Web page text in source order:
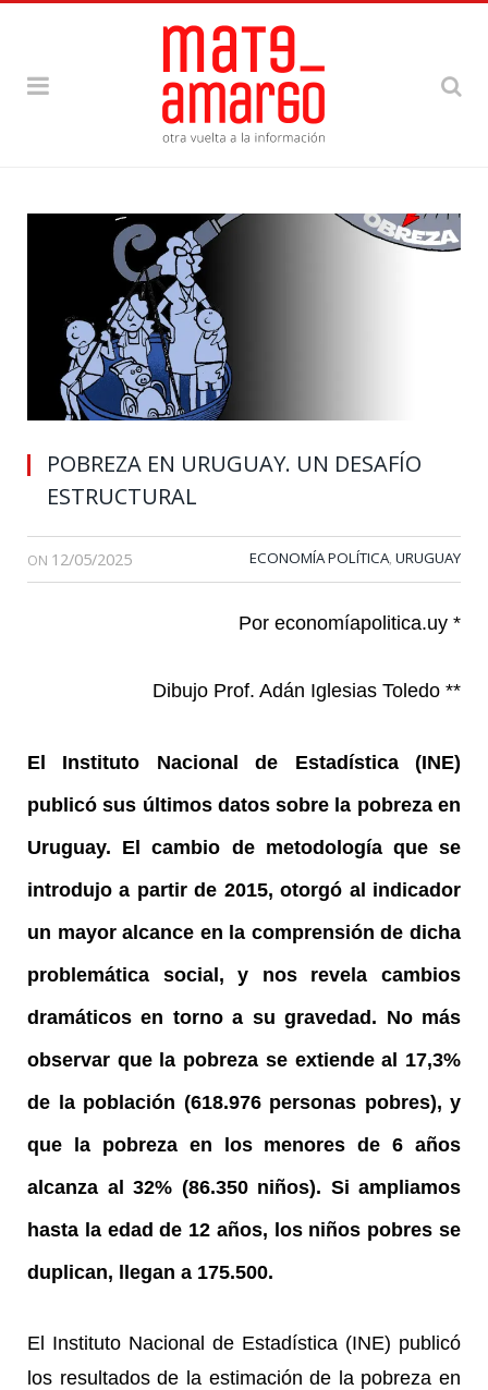
POBREZA EN URUGUAY. UN DESAFÍO
ESTRUCTURAL
ON 12/05/2025 ECONOMÍA POLÍTICA, URUGUAY
Por economíapolitica.uy *
Dibujo Prof. Adán Iglesias Toledo **
El Instituto Nacional de Estadística (INE)
publicó sus últimos datos sobre la pobreza en
Uruguay. El cambio de metodología que se
introdujo a partir de 2015, otorgó al indicador
un mayor alcance en la comprensión de dicha
problemática social, y nos revela cambios
dramáticos en torno a su gravedad. No más
observar que la pobreza se extiende al 17,3%
de la población (618.976 personas pobres), y
que la pobreza en los menores de 6 años
alcanza al 32% (86.350 niños). Si ampliamos
hasta la edad de 12 años, los niños pobres se
duplican, llegan a 175.500.
El Instituto Nacional de Estadística (INE) publicó
los resultados de la estimación de la pobreza en